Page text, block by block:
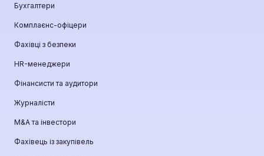
Бухгалтери
Комплаєнс-офіцери
Фахівці з безпеки
HR-менеджери
Фінансисти та аудитори
Журналісти
М&A та інвестори
Фахівець із закупівель